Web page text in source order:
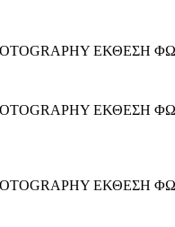
ΕΚΘΕΣΗ
ΕΚΘΕΣΗ
ΕΚΘΕΣΗ